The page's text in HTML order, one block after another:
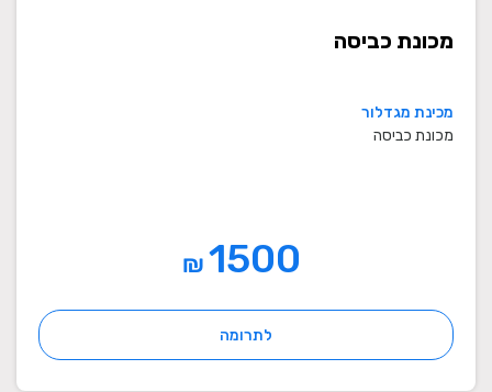
מכונת כביסה
מכינת מגדלור
מכונת כביסה
₪
לתרומה